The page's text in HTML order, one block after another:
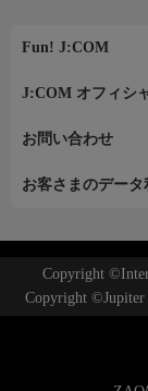
Fun! J:COM
J:COM オフィシ
お問い合わせ
お客さまのデー
Copyright
Copyright ©Jupiter